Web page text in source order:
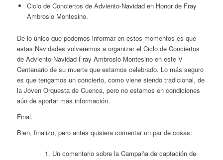
Ciclo de Conciertos de Adviento-Navidad en Honor de Fray
Ambrosio Montesino.
De lo único que podemos informar en estos momentos es que
estas Navidades volveremos a organizar el Ciclo de Conciertos
de Adviento-Navidad Fray Ambrosio Montesino en este V
Centenario de su muerte que estamos celebrado. Lo más seguro
es que tengamos un concierto, como viene siendo tradicional, de
la Joven Orquesta de Cuenca, pero no estamos en condiciones
aún de aportar más información.
Final.
Bien, finalizo, pero antes quisiera comentar un par de cosas:
Un comentario sobre la Campaña de captación de